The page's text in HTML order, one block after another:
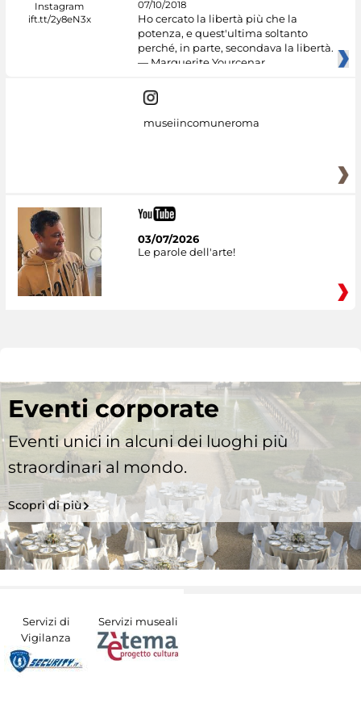
07/10/2018
Ho cercato la libertà più che la
potenza, e quest'ultima soltanto
perché, in parte, secondava la libertà.
— Marguerite Yourcenar
museiincomuneroma
03/07/2026
Le parole dell'arte!
Eventi corporate
Eventi unici in alcuni dei luoghi più
straordinari al mondo.
Scopri di più
Servizi di
Vigilanza
Servizi museali